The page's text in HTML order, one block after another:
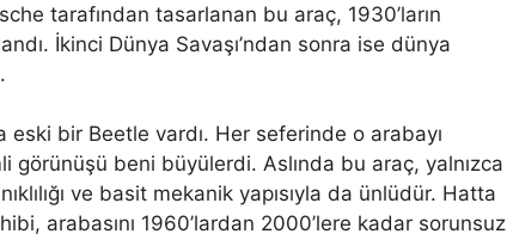
tarafından tasarlanan bu araç, 1930’ların
İkinci Dünya Savaşı’ndan sonra ise dünya
bir Beetle vardı. Her seferinde o arabayı
görünüşü beni büyülerdi. Aslında bu araç, yalnızca
ve basit mekanik yapısıyla da ünlüdür. Hatta
arabasını 1960’lardan 2000’lere kadar sorunsuz